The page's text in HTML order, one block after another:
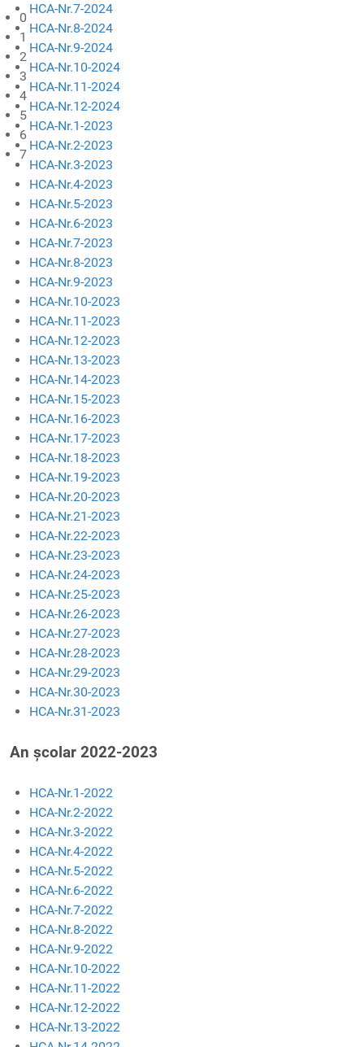
0
1
2
3
4
5
6
7
HCA-Nr.7-2024
HCA-Nr.8-2024
HCA-Nr.9-2024
HCA-Nr.10-2024
HCA-Nr.11-2024
HCA-Nr.12-2024
HCA-Nr.1-2023
HCA-Nr.2-2023
HCA-Nr.3-2023
HCA-Nr.4-2023
HCA-Nr.5-2023
HCA-Nr.6-2023
HCA-Nr.7-2023
HCA-Nr.8-2023
HCA-Nr.9-2023
HCA-Nr.10-2023
HCA-Nr.11-2023
HCA-Nr.12-2023
HCA-Nr.13-2023
HCA-Nr.14-2023
HCA-Nr.15-2023
HCA-Nr.16-2023
HCA-Nr.17-2023
HCA-Nr.18-2023
HCA-Nr.19-2023
HCA-Nr.20-2023
HCA-Nr.21-2023
HCA-Nr.22-2023
HCA-Nr.23-2023
HCA-Nr.24-2023
HCA-Nr.25-2023
HCA-Nr.26-2023
HCA-Nr.27-2023
HCA-Nr.28-2023
HCA-Nr.29-2023
HCA-Nr.30-2023
HCA-Nr.31-2023
An școlar 2022-2023
HCA-Nr.1-2022
HCA-Nr.2-2022
HCA-Nr.3-2022
HCA-Nr.4-2022
HCA-Nr.5-2022
HCA-Nr.6-2022
HCA-Nr.7-2022
HCA-Nr.8-2022
HCA-Nr.9-2022
HCA-Nr.10-2022
HCA-Nr.11-2022
HCA-Nr.12-2022
HCA-Nr.13-2022